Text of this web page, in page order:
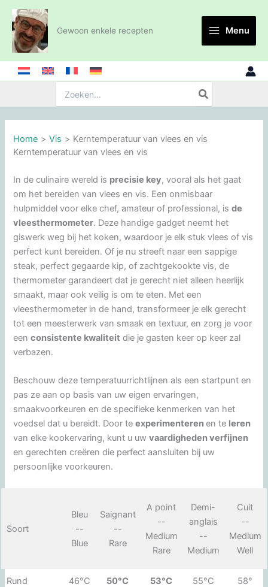
naar
inhoud
Gewoon enkele recepten Menu
Home Vis
Kerntemperatuur van vlees en vis
Kerntemperatuur van vlees en vis
In de culinaire wereld is precisie key, vooral als het gaat
om het bereiden van vlees en vis. Een onmisbaar
hulpmiddel voor elke chef, amateur of professional, isde
vleesthermometer. Deze handige gadget neemt het
giswerk weg bij het koken, waardoor je elk stuk vlees of vis
perfect kunt bereiden. Of je nu streeft naar een sappige
steak, perfect gegaarde kip, of zachtgekookte vis, de
thermometer garandeert dat je gerecht niet alleen heerlijk
smaakt, maar ook veilig is om te eten. Met een
vleesthermometer in de hand, transformeer je elk gerecht
tot een meesterwerk van smaak en textuur, en zorg je voor
eenconsistente kwaliteit die je gasten keer op keer zal
verbazen.
Beschouw deze temperatuurrichtlijnen als een startpunt en
pas ze aan op basis van uw eigen ervaringen,
smaakvoorkeuren en de specifieke kenmerken van het
voedsel dat u bereidt. Door teexperimenterenen te leren
van elke kookervaring, kunt u uwvaardigheden verfijnen
en gerechten creëren die perfect aansluiten bij uw
persoonlijke voorkeuren.
Soort
Bleu
--
Blue
Saignant
--
Rare
A point
--
Medium
Rare
Demi-
anglais
--
Medium
Cuit
--
Medium
Well
Rund 46°C 50°C 53°C 55°C 58°